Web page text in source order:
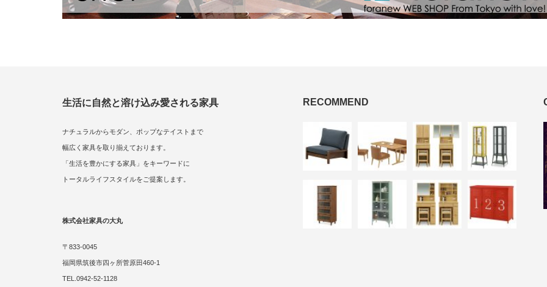
生活に自然と溶け込み愛される家具
ナチュラルからモダン、ポップなテイストまで
幅広く家具を取り揃えております。
「生活を豊かにする家具」をキーワードに
トータルライフスタイルをご提案します。
株式会社家具の大丸
〒833-0045
福岡県筑後市四ヶ所菅原田460-1
TEL.0942-52-1128
RECOMMEND